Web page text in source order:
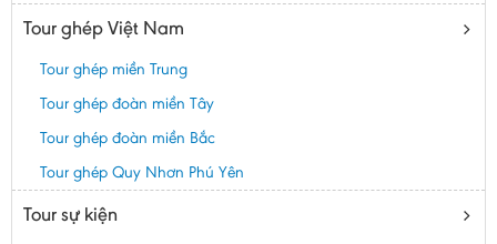
Tour ghép Việt Nam
Tour ghép miền Trung
Tour ghép đoàn miền Tây
Tour ghép đoàn miền Bắc
Tour ghép Quy Nhơn Phú Yên
Tour sự kiện